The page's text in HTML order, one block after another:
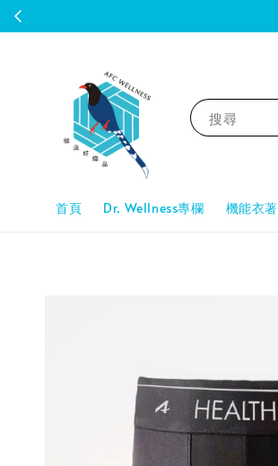
搜尋
首頁 Dr. Wellness專欄 機能衣著